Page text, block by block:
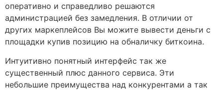
оперативно и справедливо решаются
администрацией без замедления. В отличии от
других маркеплейсов Вы можите вывести деньги с
площадки купив позицию на обналичку биткоина.
Интуитивно понятный интерфейс так же
существенный плюс данного сервиса. Эти
небольшие преимущества над конкурентами а так